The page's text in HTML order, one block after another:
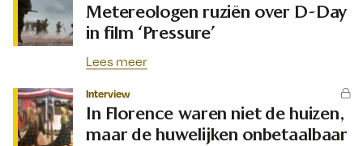
Metereologen ruziën over D-Day
in film ‘Pressure’
Lees meer
Interview
In Florence waren niet de huizen,
maar de huwelijken onbetaalbaar